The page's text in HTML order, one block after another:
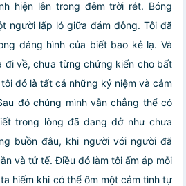
hiện lên trong đêm trời rét. Bóng
người lấp ló giữa đám đông. Tôi đã
dáng hình của biết bao kẻ lạ. Và
đi về, chưa từng chứng kiến cho bất
đó là tất cả những kỷ niệm và cảm
đó chúng mình vẫn chẳng thể có
trong lòng đã dang dở như chưa
buồn đâu, khi người với người đã
và tử tế. Điều đó làm tôi ấm áp mỗi
hiếm khi có thể ôm một cảm tình tự